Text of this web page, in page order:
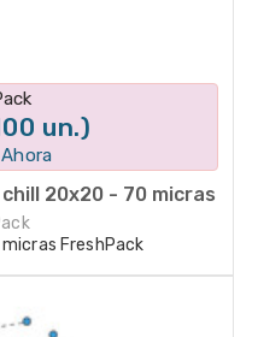
variantes
un.)
20x20 - 70 micras
micras FreshPack